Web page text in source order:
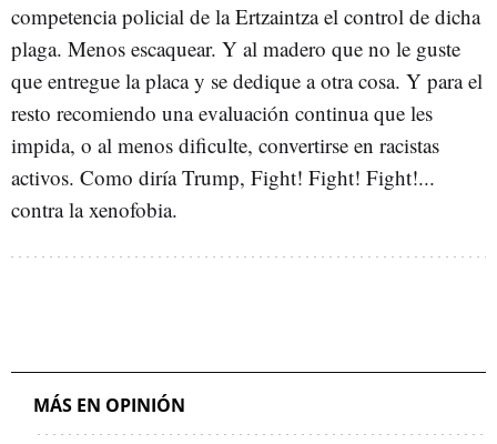
competencia policial de la Ertzaintza el control de dicha
plaga. Menos escaquear. Y al madero que no le guste
que entregue la placa y se dedique a otra cosa. Y para el
resto recomiendo una evaluación continua que les
impida, o al menos dificulte, convertirse en racistas
activos. Como diría Trump, Fight! Fight! Fight!...
contra la xenofobia.
MÁS EN OPINIÓN